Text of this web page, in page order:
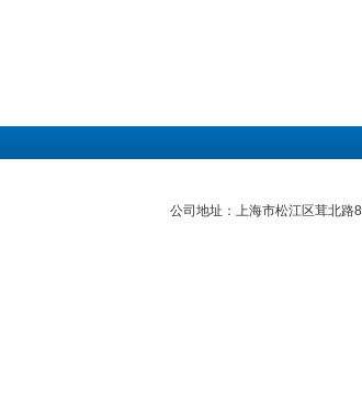
公司地址：上海市松江区茸北